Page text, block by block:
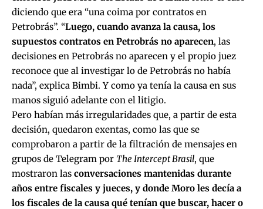
diciendo que era “una coima por contratos en
Petrobrás”. “Luego, cuando avanza la causa, los
supuestos contratos en Petrobrás no aparecen, las
decisiones en Petrobrás no aparecen y el propio juez
reconoce que al investigar lo de Petrobrás no había
nada”, explica Bimbi. Y como ya tenía la causa en sus
manos siguió adelante con el litigio.
Pero habían más irregularidades que, a partir de esta
decisión, quedaron exentas, como las que se
comprobaron a partir de la filtración de mensajes en
grupos de Telegram por The Intercept Brasil, que
mostraron las conversaciones mantenidas durante
años entre fiscales y jueces, y donde Moro les decía a
los fiscales de la causa qué tenían que buscar, hacer o